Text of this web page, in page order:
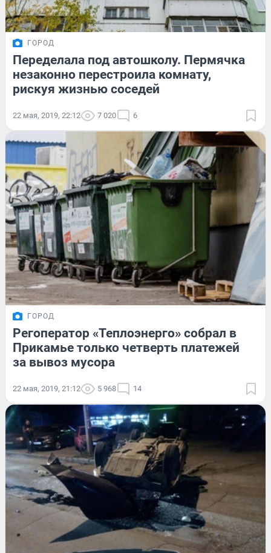
ГОРОД
Переделала под автошколу. Пермячка
незаконно перестроила комнату,
рискуя жизнью соседей
22 мая, 2019, 22:12 7 020 6
ГОРОД
Регоператор «Теплоэнерго» собрал в
Прикамье только четверть платежей
за вывоз мусора
22 мая, 2019, 21:12 5 968 14